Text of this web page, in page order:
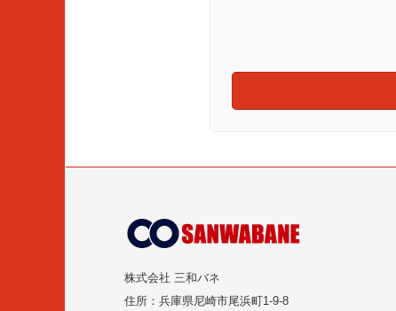
株式会社 三和バネ
住所：兵庫県尼崎市尾浜町1-9-8